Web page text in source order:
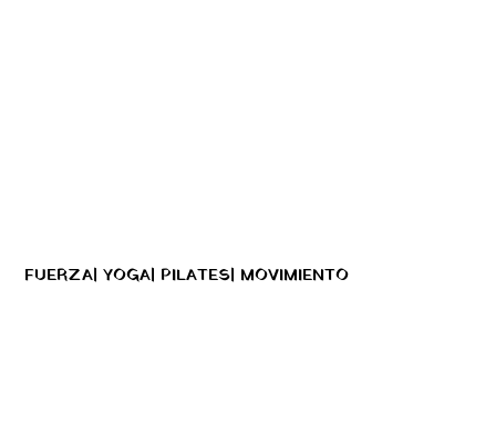
FUERZA| YOGA| PILATES| MOVIMIENTO